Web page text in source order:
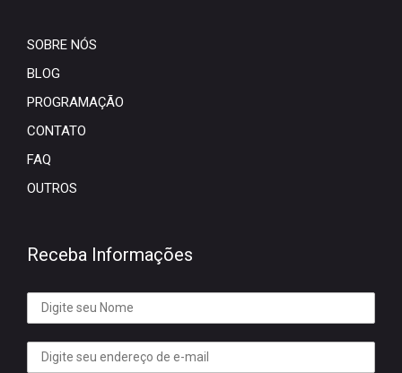
SOBRE NÓS
BLOG
PROGRAMAÇÃO
CONTATO
FAQ
OUTROS
Receba Informações